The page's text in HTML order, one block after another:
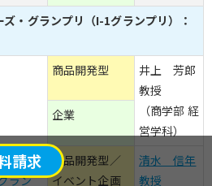
・グランプリ（I-1グランプリ）：
商品開発型
井上 芳郎
教授
（商学部 経
営学科）
企業
ラン
商品開発型／
イベント企画
清水 信年
教授
請求